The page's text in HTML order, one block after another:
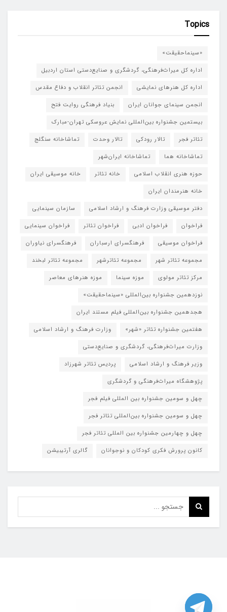
Topics
«سینماحقیقت»
اداره کل میراث‌فرهنگی، گردشگری و صنایع‌دستی استان اردبیل
اداره کل هنرهای نمایشی
انجمن تئاتر انقلاب و دفاع مقدس
انجمن سینمای جوانان ایران
بنیاد فرهنگی روایت فتح
بیستمین جشنواره بین‌المللی نمایش عروسکی تهران-مبارک
تئاتر فجر
تالار رودکی تالار وحدت
تماشاخانه سنگلج
تماشاخانه هما
تماشاخانه‌ ایران‌شهر
حوزه هنری انقلاب اسلامی
خانه تئاتر
خانه موسیقی ایران
خانه هنرمندان ایران
دفتر موسیقی وزارت فرهنگ و ارشاد اسلامی
سازمان سینمایی
فراخوان
فراخوان ادبی فراخوان تئاتر
فراخوان سینمایی
فراخوان موسیقی
فرهنگسرای ارسباران
فرهنگسرای نیاوران
مجموعه تئاتر شهر
مجموعه تئاترشهر
مجموعه تئاتر لبخند
مرکز تئاتر مولوی
موزه سینما
موزه هنرهای معاصر
نوزدهمین جشنواره بین‌المللی «سینماحقیقت»
هجدهمین جشنواره بین‌المللی فیلم مستند ایران
هفتمین جشنواره تئاتر «شهر»
وزارت فرهنگ و ارشاد اسلامی
وزارت میراث‌فرهنگی، گردشگری و صنایع‌دستی
وزیر فرهنگ و ارشاد اسلامی
پردیس تئاتر شهرزاد
پژوهشگاه میراث‌فرهنگی و گردشگری
چهل و سومین جشنواره بین المللی فیلم فجر
چهل و سومین جشنواره بین‌المللی تئاتر فجر
چهل و چهارمین جشنواره بین المللی تئاتر فجر
کانون پرورش فکری کودکان و نوجوانان
گالری آرتیبیشن